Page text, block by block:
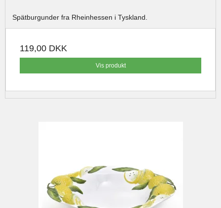
Spätburgunder fra Rheinhessen i Tyskland.
119,00 DKK
Vis produkt